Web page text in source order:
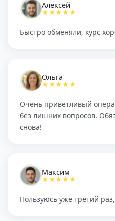
Алексей
★★★★★
Быстро обменяли, курс
Ольга
★★★★★
Очень приветливый
без лишних вопросов.
снова!
Максим
★★★★★
Пользуюсь уже третий